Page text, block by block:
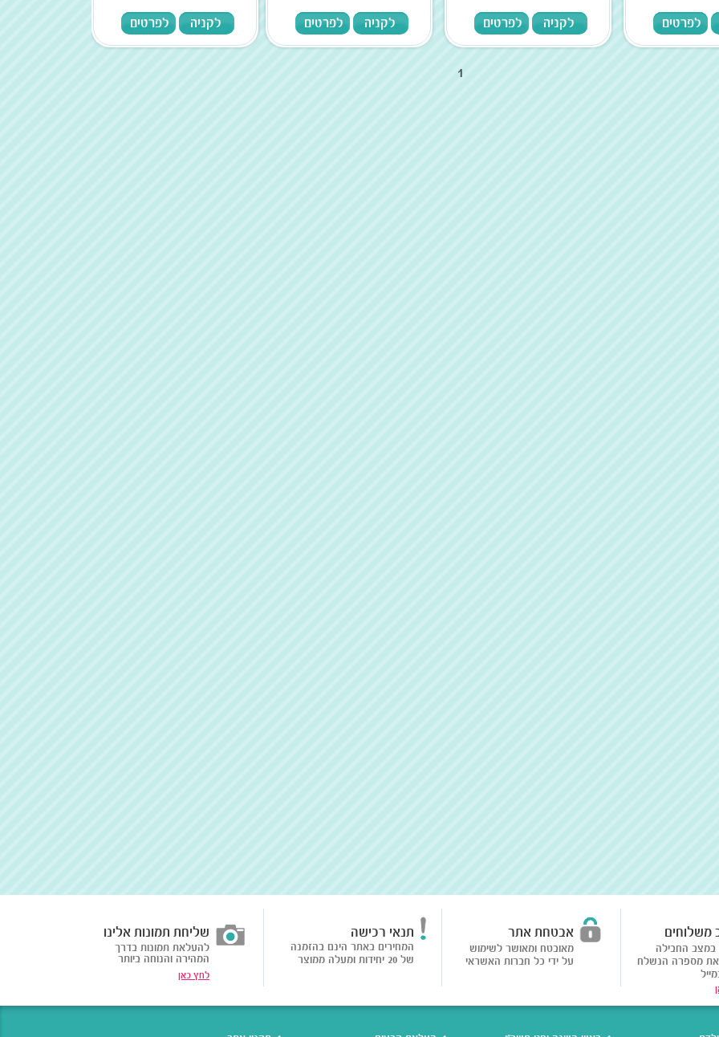
לפרטים לקניה לפרטים לקניה לפרטים לקניה לפרטים
1
משלוחים
במצב החבילה
מספרה הנשלח
אבטחת אתר
מאובטח ומאושר לשימוש
על ידי כל חברות האשראי
תנאי רכישה
המחירים באתר הינם בהזמנה
של 20 יחידות ומעלה ממוצר
שליחת תמונות אלינו
להעלאת תמונות בדרך
המהירה והנוחה ביותר
לחץ כאן